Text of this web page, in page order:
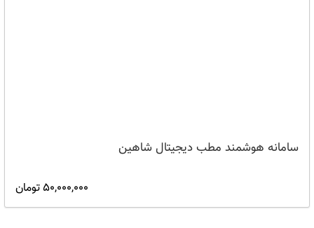
سامانه هوشمند مطب دیجیتال شاهین
50,000,000 تومان